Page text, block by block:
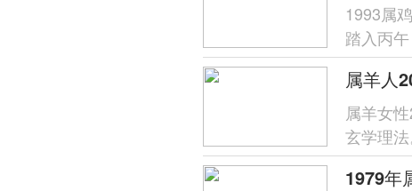
1993属
踏入丙
势已成
属羊人
属羊女
玄学理
年等不